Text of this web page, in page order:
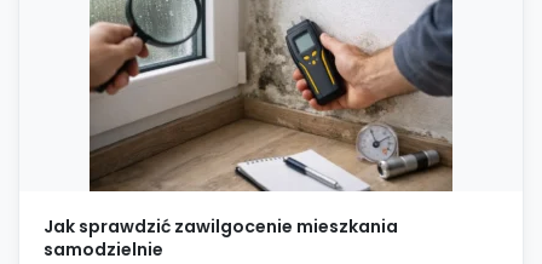
Jak sprawdzić zawilgocenie mieszkania
samodzielnie